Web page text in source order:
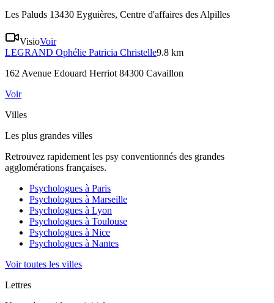
Les Paluds 13430 Eyguières, Centre d'affaires des Alpilles
VisioVoir
LEGRAND Ophélie Patricia Christelle9.8 km
162 Avenue Edouard Herriot 84300 Cavaillon
Voir
Villes
Les plus grandes villes
Retrouvez rapidement les psy conventionnés des grandes
agglomérations françaises.
Psychologues à Paris
Psychologues à Marseille
Psychologues à Lyon
Psychologues à Toulouse
Psychologues à Nice
Psychologues à Nantes
Voir toutes les villes
Lettres